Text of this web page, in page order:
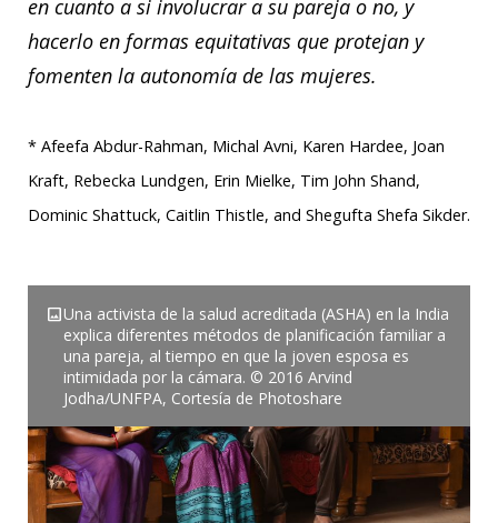
en cuanto a si involucrar a su pareja o no, y
hacerlo en formas equitativas que protejan y
fomenten la autonomía de las mujeres.
* Afeefa Abdur-Rahman, Michal Avni, Karen Hardee, Joan
Kraft, Rebecka Lundgen, Erin Mielke, Tim John Shand,
Dominic Shattuck, Caitlin Thistle, and Shegufta Shefa Sikder.
imageUna activista de la salud acreditada (ASHA) en la India
explica diferentes métodos de planificación familiar a
una pareja, al tiempo en que la joven esposa es
intimidada por la cámara. © 2016 Arvind
Jodha/UNFPA, Cortesía de Photoshare
Descargar
EN ES FR PT